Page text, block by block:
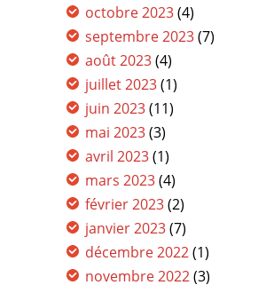
octobre 2023(4)
septembre 2023(7)
août 2023(4)
juillet 2023(1)
juin 2023(11)
mai 2023(3)
avril 2023(1)
mars 2023(4)
février 2023(2)
janvier 2023(7)
décembre 2022(1)
novembre 2022(3)